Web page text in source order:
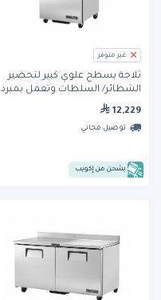
غير متوفر
ثلاجة بسطح علوي كبير لتحضير
الشطائر/ السلطات وتعمل بمبرد
من ترو
12,229
توصيل مجاني
يشحن من إكويب